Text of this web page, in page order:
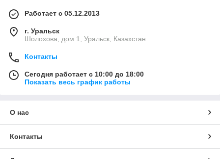
Работает с 05.12.2013
г. Уральск
Шолохова, дом 1, Уральск, Казахстан
Контакты
Сегодня работает с 10:00 до 18:00
Показать весь график работы
О нас
Контакты